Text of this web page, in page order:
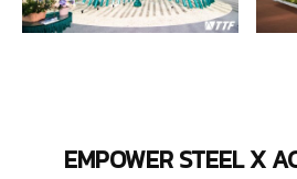
EMPOWER STEEL X